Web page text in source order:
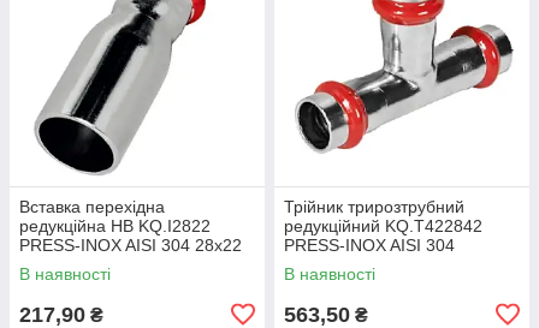
Вставка перехідна
редукційна НВ KQ.I2822
PRESS-INOX AISI 304 28x22
(KR6326)
В наявності
217,90 ₴
Трійник трирозтрубний
редукційний KQ.T422842
PRESS-INOX AISI 304
42x28x42 (KR6363)
В наявності
563,50 ₴